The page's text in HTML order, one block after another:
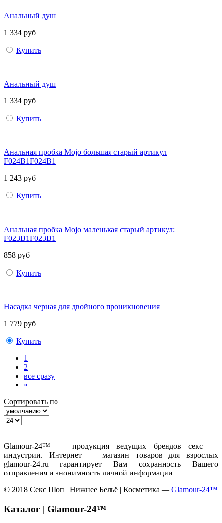
Анальный душ
1 334 руб
Купить
Анальный душ
1 334 руб
Купить
Анальная пробка Mojo большая старый артикул
F024B1F024B1
1 243 руб
Купить
Анальная пробка Mojo маленькая старый артикул:
F023B1F023B1
858 руб
Купить
Насадка черная для двойного проникновения
1 779 руб
Купить
1
2
все сразу
»
Сортировать по
Glamour-24™ — продукция ведущих брендов секс —
индустрии. Интернет — магазин товаров для взрослых
glamour-24.ru гарантирует Вам сохранность Вашего
отправления и анонимность личной информации.
© 2018 Секс Шоп | Нижнее Бельё | Косметика — Glamour-24™
Каталог | Glamour-24™